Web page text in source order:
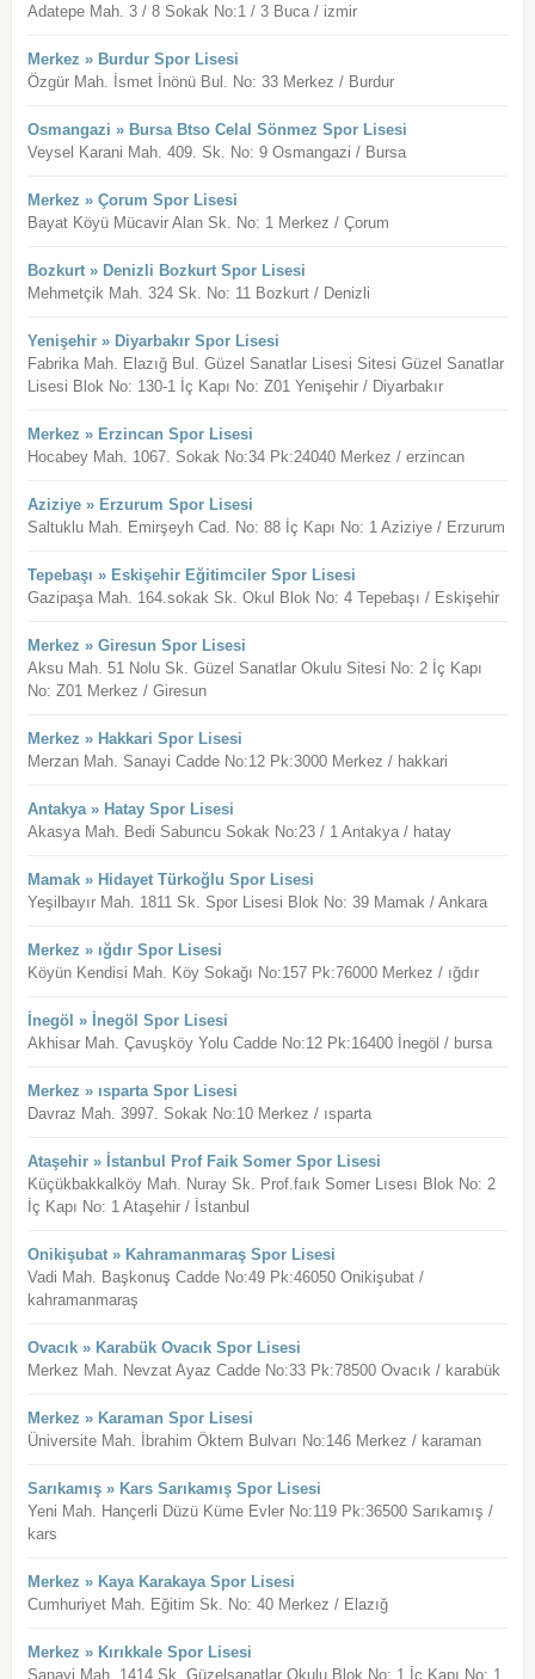
Adatepe Mah. 3 / 8 Sokak No:1 / 3 Buca / izmir
Merkez » Burdur Spor Lisesi
Özgür Mah. İsmet İnönü Bul. No: 33 Merkez / Burdur
Osmangazi » Bursa Btso Celal Sönmez Spor Lisesi
Veysel Karani Mah. 409. Sk. No: 9 Osmangazi / Bursa
Merkez » Çorum Spor Lisesi
Bayat Köyü Mücavir Alan Sk. No: 1 Merkez / Çorum
Bozkurt » Denizli Bozkurt Spor Lisesi
Mehmetçik Mah. 324 Sk. No: 11 Bozkurt / Denizli
Yenişehir » Diyarbakır Spor Lisesi
Fabrika Mah. Elazığ Bul. Güzel Sanatlar Lisesi Sitesi Güzel Sanatlar
Lisesi Blok No: 130-1 İç Kapı No: Z01 Yenişehir / Diyarbakır
Merkez » Erzincan Spor Lisesi
Hocabey Mah. 1067. Sokak No:34 Pk:24040 Merkez / erzincan
Aziziye » Erzurum Spor Lisesi
Saltuklu Mah. Emirşeyh Cad. No: 88 İç Kapı No: 1 Aziziye / Erzurum
Tepebaşı » Eskişehir Eğitimciler Spor Lisesi
Gazipaşa Mah. 164.sokak Sk. Okul Blok No: 4 Tepebaşı / Eskişehir
Merkez » Giresun Spor Lisesi
Aksu Mah. 51 Nolu Sk. Güzel Sanatlar Okulu Sitesi No: 2 İç Kapı
No: Z01 Merkez / Giresun
Merkez » Hakkari Spor Lisesi
Merzan Mah. Sanayi Cadde No:12 Pk:3000 Merkez / hakkari
Antakya » Hatay Spor Lisesi
Akasya Mah. Bedi Sabuncu Sokak No:23 / 1 Antakya / hatay
Mamak » Hidayet Türkoğlu Spor Lisesi
Yeşilbayır Mah. 1811 Sk. Spor Lisesi Blok No: 39 Mamak / Ankara
Merkez » ığdır Spor Lisesi
Köyün Kendisi Mah. Köy Sokağı No:157 Pk:76000 Merkez / ığdır
İnegöl » İnegöl Spor Lisesi
Akhisar Mah. Çavuşköy Yolu Cadde No:12 Pk:16400 İnegöl / bursa
Merkez » ısparta Spor Lisesi
Davraz Mah. 3997. Sokak No:10 Merkez / ısparta
Ataşehir » İstanbul Prof Faik Somer Spor Lisesi
Küçükbakkalköy Mah. Nuray Sk. Prof.faık Somer Lısesı Blok No: 2
İç Kapı No: 1 Ataşehir / İstanbul
Onikişubat » Kahramanmaraş Spor Lisesi
Vadi Mah. Başkonuş Cadde No:49 Pk:46050 Onikişubat /
kahramanmaraş
Ovacık » Karabük Ovacık Spor Lisesi
Merkez Mah. Nevzat Ayaz Cadde No:33 Pk:78500 Ovacık / karabük
Merkez » Karaman Spor Lisesi
Üniversite Mah. İbrahim Öktem Bulvarı No:146 Merkez / karaman
Sarıkamış » Kars Sarıkamış Spor Lisesi
Yeni Mah. Hançerli Düzü Küme Evler No:119 Pk:36500 Sarıkamış /
kars
Merkez » Kaya Karakaya Spor Lisesi
Cumhuriyet Mah. Eğitim Sk. No: 40 Merkez / Elazığ
Merkez » Kırıkkale Spor Lisesi
Sanayi Mah. 1414 Sk. Güzelsanatlar Okulu Blok No: 1 İç Kapı No: 1